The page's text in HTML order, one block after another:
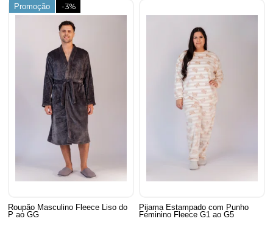
Promoção -3%
Roupão Masculino Fleece Liso do
P ao GG
Pijama Estampado com Punho
Feminino Fleece G1 ao G5